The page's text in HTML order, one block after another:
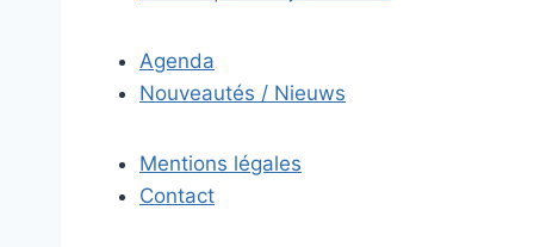
Agenda
Nouveautés / Nieuws
Mentions légales
Contact